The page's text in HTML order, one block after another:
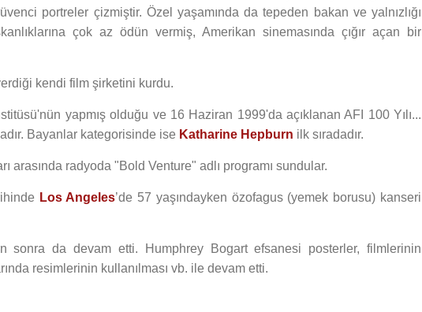
portreler çizmiştir. Özel yaşamında da tepeden bakan ve yalnızlığı
çok az ödün vermiş, Amerikan sinemasında çığır açan bir
kendi film şirketini kurdu.
yapmış olduğu ve 16 Haziran 1999'da açıklanan AFI 100 Yılı...
Bayanlar kategorisinde ise Katharine Hepburn ilk sıradadır.
arasında radyoda "Bold Venture" adlı programı sundular.
Los Angeles’de 57 yaşındayken özofagus (yemek borusu) kanseri
sonra da devam etti. Humphrey Bogart efsanesi posterler, filmlerinin
resimlerinin kullanılması vb. ile devam etti.